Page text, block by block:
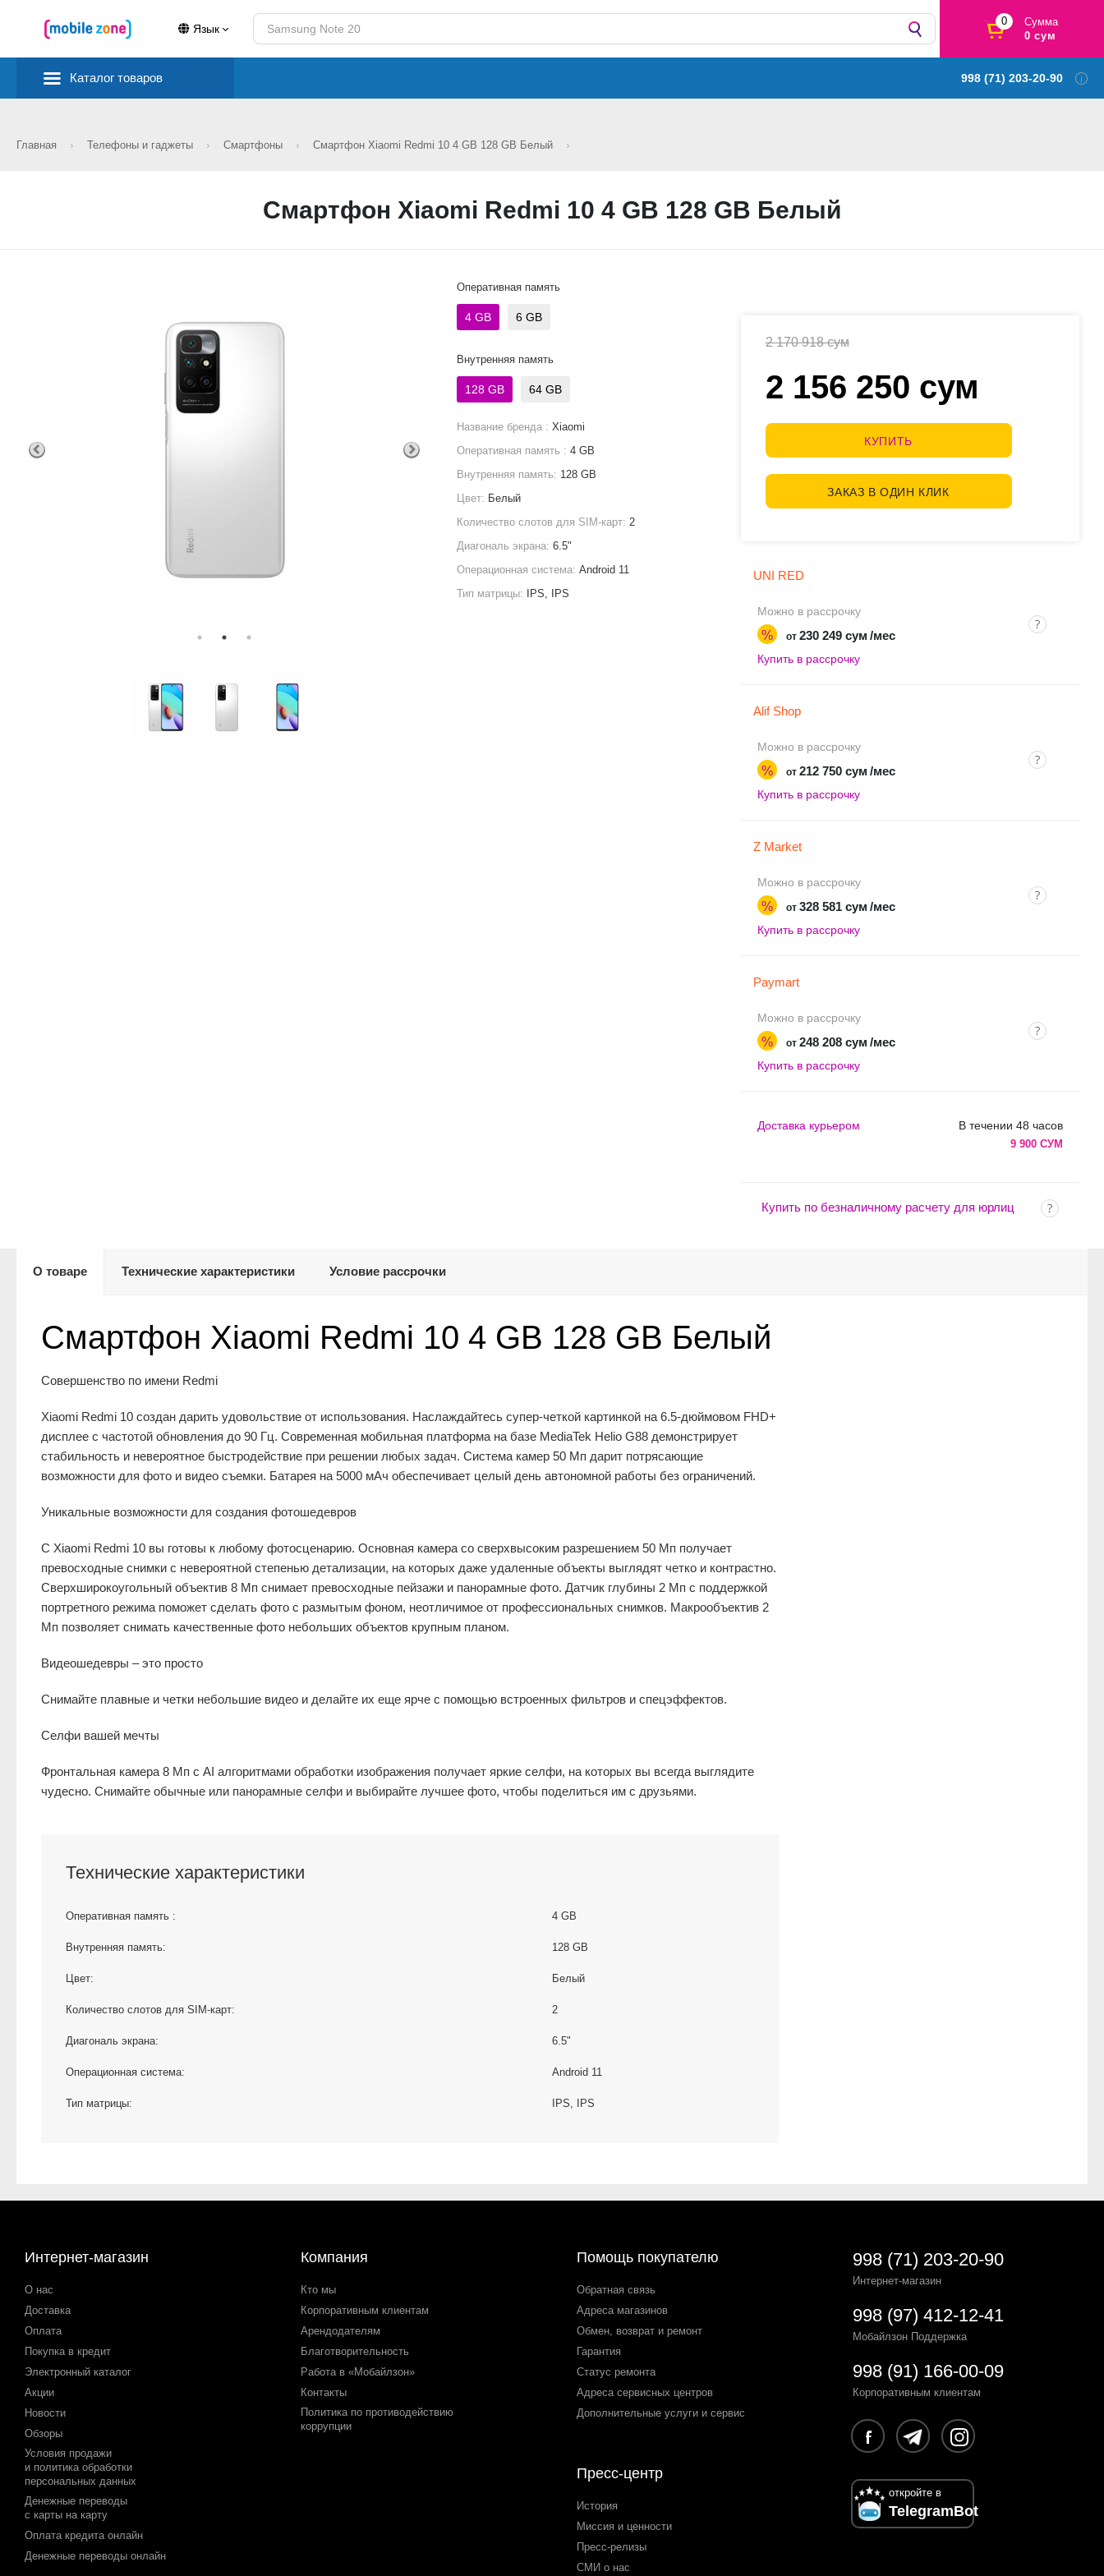
Язык
0
Сумма
0 сум
Каталог товаров 998 (71) 203-20-90
Главная Телефоны и гаджеты Смартфоны Смартфон Xiaomi Redmi 10 4 GB 128 GB Белый
Смартфон Xiaomi Redmi 10 4 GB 128 GB Белый
2 170 918 сум
2 156 250 сум
КУПИТЬ
ЗАКАЗ В ОДИН КЛИК
UNI RED
Можно в рассрочку
% от 230 249 сум /мес
Купить в рассрочку
Alif Shop
Можно в рассрочку
% от 212 750 сум /мес
Купить в рассрочку
Z Market
Можно в рассрочку
% от 328 581 сум /мес
Купить в рассрочку
Paymart
Можно в рассрочку
% от 248 208 сум /мес
Купить в рассрочку
Доставка курьером В течении 48 часов
9 900 СУМ
Купить по безналичному расчету для юрлиц
Оперативная память
4 GB 6 GB
Внутренняя память
128 GB 64 GB
Название бренда :Xiaomi
Оперативная память :4 GB
Внутренняя память: 128 GB
Цвет: Белый
Количество слотов для SIM-карт:2
Диагональ экрана:6.5"
Операционная система:Android 11
Тип матрицы:
IPS, IPS
О товаре Технические характеристики Условие рассрочки
Смартфон Xiaomi Redmi 10 4 GB 128 GB Белый
Совершенство по имени Redmi
Xiaomi Redmi 10 создан дарить удовольствие от использования. Наслаждайтесь супер-четкой картинкой на 6.5-дюймовом FHD+
дисплее с частотой обновления до 90 Гц. Современная мобильная платформа на базе MediaTek Helio G88 демонстрирует
стабильность и невероятное быстродействие при решении любых задач. Система камер 50 Мп дарит потрясающие
возможности для фото и видео съемки. Батарея на 5000 мАч обеспечивает целый день автономной работы без ограничений.
Уникальные возможности для создания фотошедевров
С Xiaomi Redmi 10 вы готовы к любому фотосценарию. Основная камера со сверхвысоким разрешением 50 Мп получает
превосходные снимки с невероятной степенью детализации, на которых даже удаленные объекты выглядят четко и контрастно.
Сверхширокоугольный объектив 8 Мп снимает превосходные пейзажи и панорамные фото. Датчик глубины 2 Мп с поддержкой
портретного режима поможет сделать фото с размытым фоном, неотличимое от профессиональных снимков. Макрообъектив 2
Мп позволяет снимать качественные фото небольших объектов крупным планом.
Видеошедевры – это просто
Снимайте плавные и четки небольшие видео и делайте их еще ярче с помощью встроенных фильтров и спецэффектов.
Селфи вашей мечты
Фронтальная камера 8 Мп с AI алгоритмами обработки изображения получает яркие селфи, на которых вы всегда выглядите
чудесно. Снимайте обычные или панорамные селфи и выбирайте лучшее фото, чтобы поделиться им с друзьями.
Технические характеристики
Оперативная память : 4 GB
Внутренняя память: 128 GB
Цвет: Белый
Количество слотов для SIM-карт: 2
Диагональ экрана: 6.5"
Операционная система: Android 11
Тип матрицы: IPS, IPS
Интернет-магазин
О нас
Доставка
Оплата
Покупка в кредит
Электронный каталог
Акции
Новости
Обзоры
Условия продажи
и политика обработки
персональных данных
Денежные переводы
с карты на карту
Оплата кредита онлайн
Денежные переводы онлайн
Компания
Кто мы
Корпоративным клиентам
Арендодателям
Благотворительность
Работа в «Мобайлзон»
Контакты
Политика по противодействию
коррупции
Помощь покупателю
Обратная связь
Адреса магазинов
Обмен, возврат и ремонт
Гарантия
Статус ремонта
Адреса сервисных центров
Дополнительные услуги и сервис
Пресс-центр
История
Миссия и ценности
Пресс-релизы
СМИ о нас
998 (71) 203-20-90
Интернет-магазин
998 (97) 412-12-41
Мобайлзон Поддержка
998 (91) 166-00-09
Корпоративным клиентам
откройте в
TelegramBot